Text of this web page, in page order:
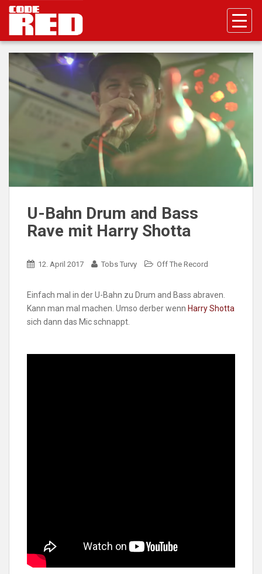
p
U-Bahn Drum and Bass
Rave mit Harry Shotta
12. April 2017 Tobs Turvy Off The Record
Einfach mal in der U-Bahn zu Drum and Bass abraven.
Kann man mal machen. Umso derber wenn Harry Shotta
sich dann das Mic schnappt.